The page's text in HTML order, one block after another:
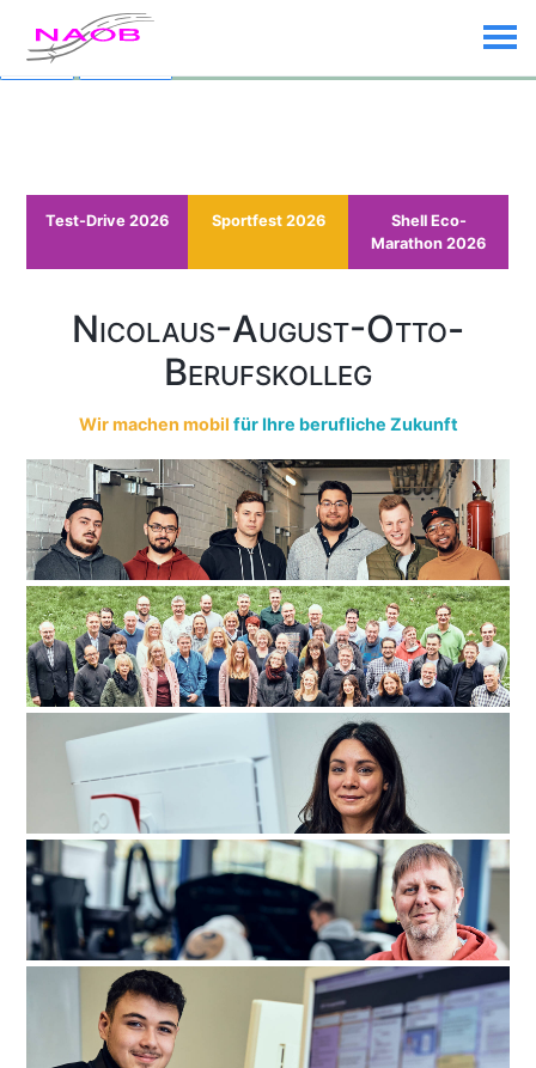
Custom Text added by the
remove)
Dismiss
Test-Drive 2026 Sportfest 2026
Shell Eco-
Marathon 2026
Nicolaus-August-Otto-
Berufskolleg
Wir machen mobil für Ihre berufliche Zukunft